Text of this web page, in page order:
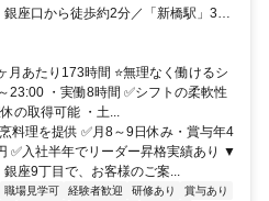
座口から徒歩約2分／「新橋駅」3出
月あたり173時間 ⭐無理なく働けるシ
23:00 ・実働8時間 ✅シフトの柔軟性
の取得可能 ・土...
料理を提供 ✅月8～9日休み・賞与年4
✅入社半年でリーダー昇格実績あり ▼
座9丁目で、お客様のご案...
職場見学可 経験者歓迎 研修あり
賞与あり